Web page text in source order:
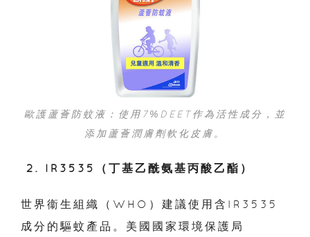
歐護蘆薈防蚊液：使用7%DEET作為活性成分，並
添加蘆薈潤膚劑軟化皮膚。
2. IR3535（丁基乙酰氨基丙酸乙酯）
世界衞生組織（WHO）建議使用含IR3535
成分的驅蚊產品。美國國家環境保護局